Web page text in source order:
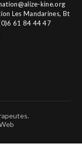
kine.org
Les Mandarines, Bt
61 84 44 47